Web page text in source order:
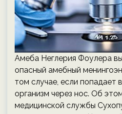
Амеба Неглерия Фоулера
опасный амебный
том случае, если попадает
организм через нос. Об
медицинской службы